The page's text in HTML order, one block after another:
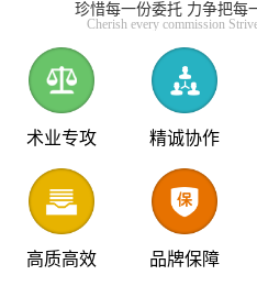
珍惜每一份委托 力争把每
Cherish every commission
术业专攻 精诚协作
高质高效 品牌保障